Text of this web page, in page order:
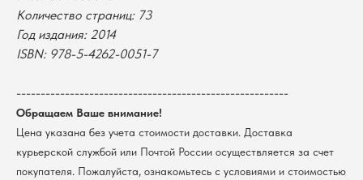
Количество страниц: 73
Год издания: 2014
ISBN: 978-5-4262-0051-7
--------------------------------------------------------
Обращаем Ваше внимание!
Цена указана без учета стоимости доставки. Доставка
курьерской службой или Почтой России осуществляется за счет
покупателя. Пожалуйста, ознакомьтесь с условиями и стоимостью
@2026 Новосибирский государственный университет.